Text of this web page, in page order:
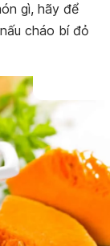
gì, hãy để
cháo bí đỏ